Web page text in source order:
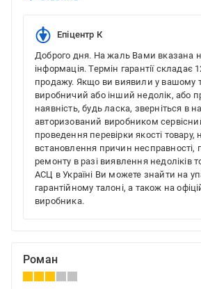
Епіцентр К
Доброго дня. На жаль Вами вказана
інформація. Термін гарантії складає
продажу. Якщо ви виявили у вашому
виробничий або інший недолік, або
наявність, будь ласка, зверніться в
авторизований виробником
проведення перевірки якості
встановлення причин несправності,
ремонту в разі виявлення недоліків
АСЦ в Україні Ви можете знайти на
гарантійному талоні, а також на
виробника.
Роман